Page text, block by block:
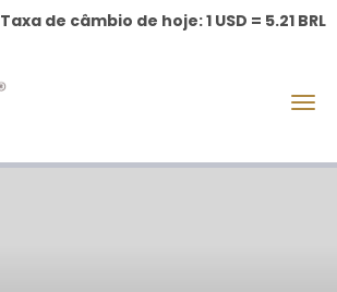
Taxa de câmbio de hoje: 1 USD = 5.21 BRL